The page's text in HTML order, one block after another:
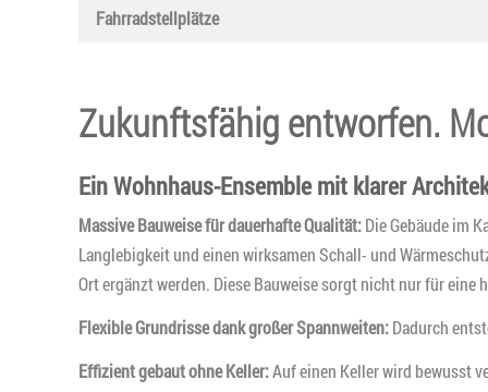
Fahrradstellplätze
Zukunftsfähig entworfen.
Ein Wohnhaus-Ensemble mit klarer
Massive Bauweise für dauerhafte Qualität:Die Gebäude im
Langlebigkeit und einen wirksamen Schall- und
Ort ergänzt werden. Diese Bauweise sorgt nicht nur für
Flexible Grundrisse dank großer Spannweiten:Dadurch
Effizient gebaut ohne Keller:Auf einen Keller wird bewusst